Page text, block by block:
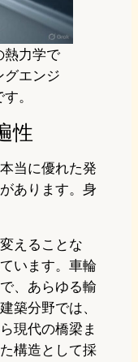
熱力学で
グエンジ
。
性
当に優れた発
あります。身
えることな
います。車輪
、あらゆる輸
築分野では、
現代の橋梁ま
構造として採